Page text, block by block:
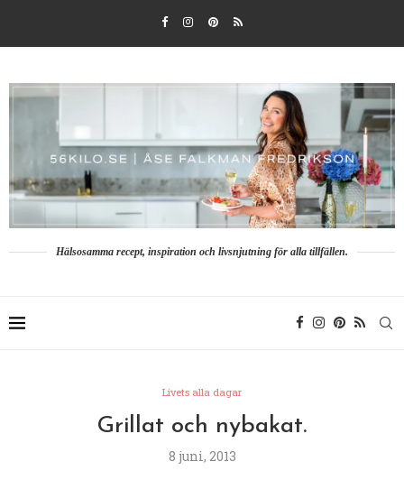
Hälsosamma recept, inspiration och livsnjutning för alla tillfällen.
Livets alla dagar
Grillat och nybakat.
8 juni, 2013